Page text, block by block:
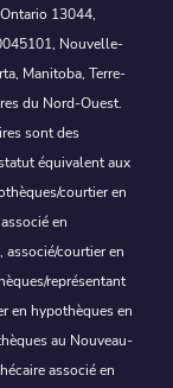
13044,
Nouvelle-
Manitoba, Terre-
du Nord-Ouest.
sont des
équivalent aux
courtier en
en
courtier en
représentant
en hypothèques en
au Nouveau-
associé en